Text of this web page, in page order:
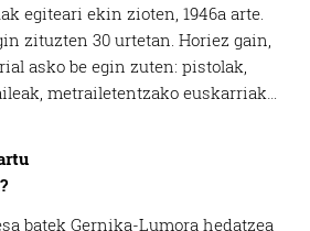
egiteari ekin zioten, 1946a arte.
zituzten 30 urtetan. Horiez gain,
asko be egin zuten: pistolak,
metrailetentzako euskarriak…
batek Gernika-Lumora hedatzea